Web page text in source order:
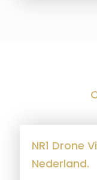
NR1 Drone
Nederland.